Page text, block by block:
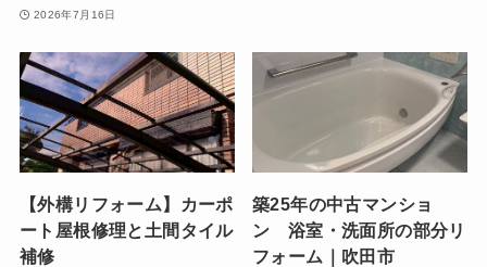
2026年7月16日
【外構リフォーム】カーポ
ート屋根修理と土間タイル
補修
築25年の中古マンショ
ン 浴室・洗面所の部分リ
フォーム｜吹田市